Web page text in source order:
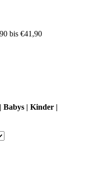
bis €41,90
Babys | Kinder |